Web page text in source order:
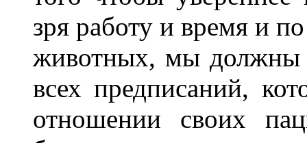
зря работу и время и
животных, мы должны
всех предписаний,
отношении своих